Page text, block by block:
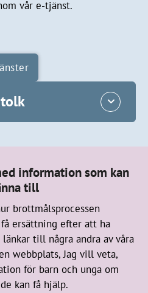
vår e-tjänst.
information som kan
till
brottmålsprocessen
ersättning efter att ha
till några andra av våra
webbplats, Jag vill veta,
för barn och unga om
kan få hjälp.